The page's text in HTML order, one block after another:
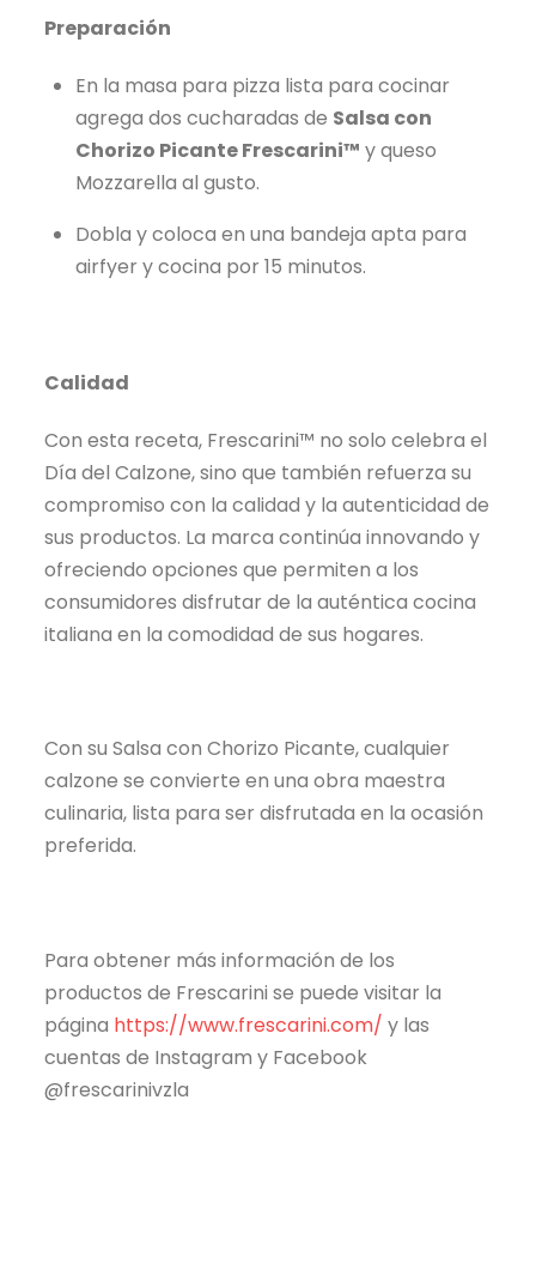
Preparación
En la masa para pizza lista para cocinar
agrega dos cucharadas de Salsa con
Chorizo Picante Frescarini™ y queso
Mozzarella al gusto.
Dobla y coloca en una bandeja apta para
airfyer y cocina por 15 minutos.
Calidad
Con esta receta, Frescarini™ no solo celebra el
Día del Calzone, sino que también refuerza su
compromiso con la calidad y la autenticidad de
sus productos. La marca continúa innovando y
ofreciendo opciones que permiten a los
consumidores disfrutar de la auténtica cocina
italiana en la comodidad de sus hogares.
Con su Salsa con Chorizo Picante, cualquier
calzone se convierte en una obra maestra
culinaria, lista para ser disfrutada en la ocasión
preferida.
Para obtener más información de los
productos de Frescarini se puede visitar la
página https://www.frescarini.com/ y las
cuentas de Instagram y Facebook
@frescarinivzla